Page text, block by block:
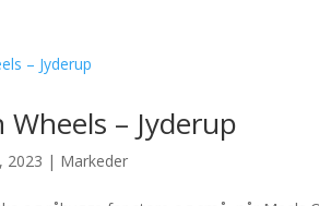
Wheels – Jyderup
2023 | Markeder